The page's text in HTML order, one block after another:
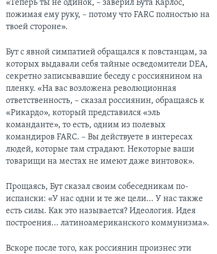
«Теперь ты не одинок, – заверил Бута Карлос,
пожимая ему руку, – потому что FARC полностью на
твоей стороне».
Бут с явной симпатией обращался к повстанцам, за
которых выдавали себя тайные осведомители DEA,
секретно записывавшие беседу с россиянином на
пленку. «На вас возложена революционная
ответственность, – сказал россиянин, обращаясь к
«Рикардо», который представился «эль
команданте», то есть, одним из полевых
командиров FARC. – Вы действуете в интересах
людей, которые там страдают. Некоторые ваши
товарищи на местах не имеют даже винтовок».
Прощаясь, Бут сказал своим собеседникам по-
испански: «У нас одни и те же цели... У нас также
есть силы. Как это называется? Идеология. Идея
построения... латиноамериканского коммунизма».
Вскоре после того, как россиянин произнес эти